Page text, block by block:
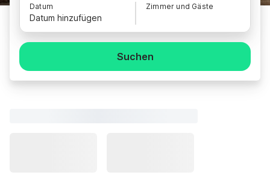
Datum
Datum hinzufügen
Zimmer und Gäste
Suchen